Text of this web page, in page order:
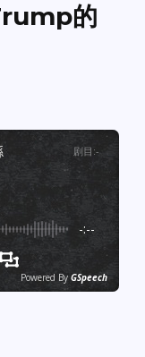
的
剧目 :-
-:--
Powered By GSpeech